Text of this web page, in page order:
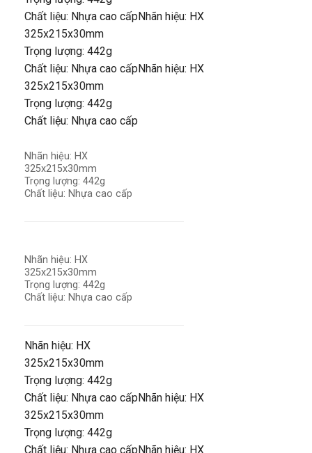
Chất liệu: Nhựa cao cấpNhãn hiệu: HX
325x215x30mm
Trọng lượng: 442g
Chất liệu: Nhựa cao cấpNhãn hiệu: HX
325x215x30mm
Trọng lượng: 442g
Chất liệu: Nhựa cao cấp
Nhãn hiệu: HX
325x215x30mm
Trọng lượng: 442g
Chất liệu: Nhựa cao cấp
Nhãn hiệu: HX
325x215x30mm
Trọng lượng: 442g
Chất liệu: Nhựa cao cấp
Nhãn hiệu: HX
325x215x30mm
Trọng lượng: 442g
Chất liệu: Nhựa cao cấpNhãn hiệu: HX
325x215x30mm
Trọng lượng: 442g
Chất liệu: Nhựa cao cấpNhãn hiệu: HX